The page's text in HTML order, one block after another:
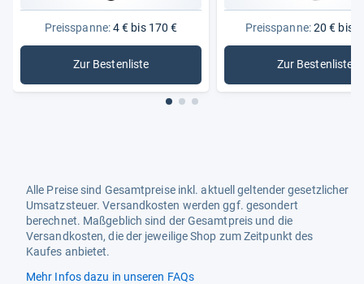
Preisspanne:4 € bis 170 €
Zur Bestenliste
: Bartschneider
Preisspanne:20 € bis
Zur Bestenliste
: Philips
Alle Preise sind Gesamtpreise inkl. aktuell geltender gesetzlicher
Umsatzsteuer. Versandkosten werden ggf. gesondert
berechnet. Maßgeblich sind der Gesamtpreis und die
Versandkosten, die der jeweilige Shop zum Zeitpunkt des
Kaufes anbietet.
Mehr Infos dazu in unseren FAQs